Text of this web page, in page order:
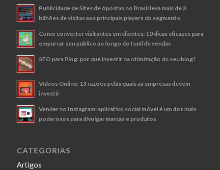
Publicidade de Sites de Apostas no Brasil leva mais de 3
bilhões de visitas aos principais players do segmento
Como converter visitantes em clientes: 10 dicas eficazes para
empurrar seu público ao longo do funil de vendas
SEO para Blog: por que investir na otimização do seu blog?
Vídeos Online: 13 razões pelas quais as empresas devem
investir
Vender no Instagram: aplicativo social móvel é um dos mais
poderosos para divulgar marcas e produtos
CATEGORIAS
Artigos